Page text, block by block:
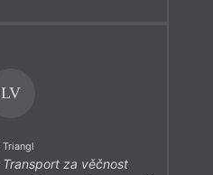
LV
Triangl
Transport za věčnost